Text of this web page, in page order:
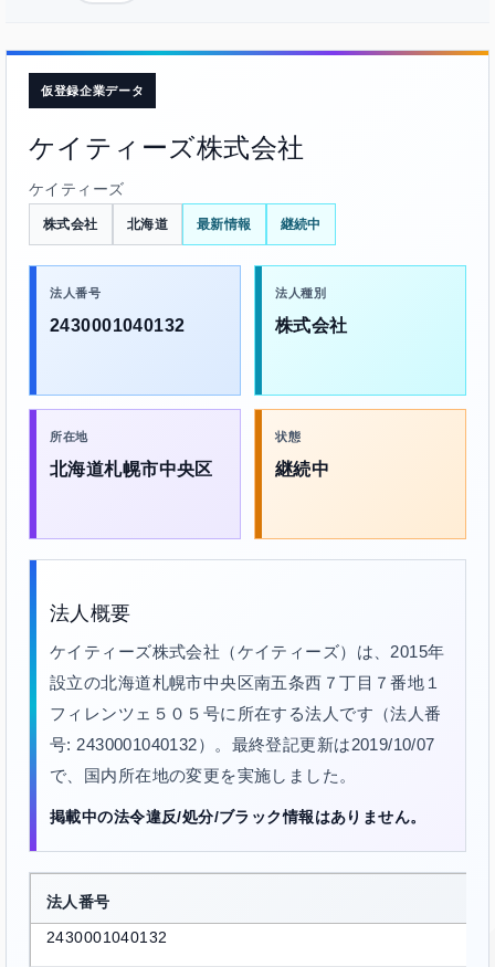
仮登録企業データ
ケイティーズ株式会社
ケイティーズ
株式会社 北海道 最新情報 継続中
法人番号
2430001040132
法人種別
株式会社
所在地
北海道札幌市中央区
状態
継続中
法人概要
ケイティーズ株式会社（ケイティーズ）は、2015年
設立の北海道札幌市中央区南五条西７丁目７番地１
フィレンツェ５０５号に所在する法人です（法人番
号: 2430001040132）。最終登記更新は2019/10/07
で、国内所在地の変更を実施しました。
掲載中の法令違反/処分/ブラック情報はありません。
法人番号
2430001040132